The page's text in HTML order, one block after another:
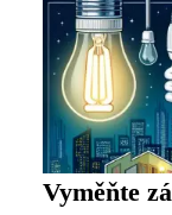
Vyměňte